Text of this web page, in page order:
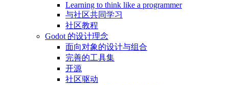
Learning to think like a programmer
与社区共同学习
社区教程
Godot 的设计理念
面向对象的设计与组合
完善的工具集
开源
社区驱动